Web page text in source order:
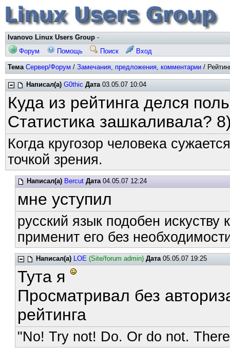
Ivanovo Linux Users Group -
Форум
Помощь Поиск Вход
Тема Сервер/Форум / Замечания, предложения, комментарии /
Написал(а) G0thic Дата03.05.07 10:04
Куда из рейтинга делся
Статистика зашкаливала?
Когда кругозор человека
точкой зрения.
Написал(а) Bercut Дата04.05.07 12:24
мне уступил
русский язык подобен
применит его без
Написал(а) LOE (Site/forum admin) Дата05.05.07 19:25
Тута я
Просматривал без
рейтинга
"No! Try not! Do. Or do not.